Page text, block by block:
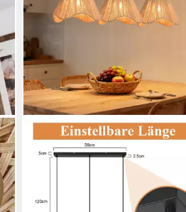
Pendelleuchte Hängelampe Boho
Pendelleuchte Rattan 1/3 Flammig
Leuchtmittel, E27 Hängeleuchte